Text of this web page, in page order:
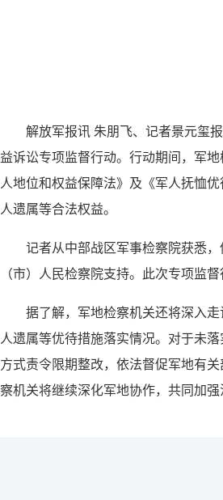
解放军报讯 朱朋飞、记者景元玺
益诉讼专项监督行动。行动期间，军
人地位和权益保障法》及《军人抚恤
人遗属等合法权益。
记者从中部战区军事检察院获悉
（市）人民检察院支持。此次专项监
据了解，军地检察机关还将深入
人遗属等优待措施落实情况。对于未
方式责令限期整改，依法督促军地有
察机关将继续深化军地协作，共同加